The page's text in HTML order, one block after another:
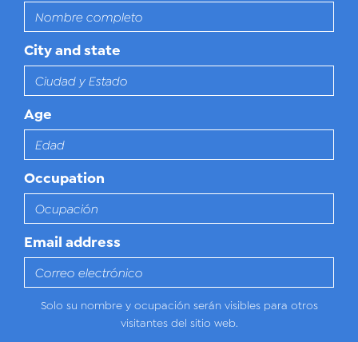
City and state
Age
Occupation
Email address
Solo su nombre y ocupación serán visibles para otros
visitantes del sitio web.